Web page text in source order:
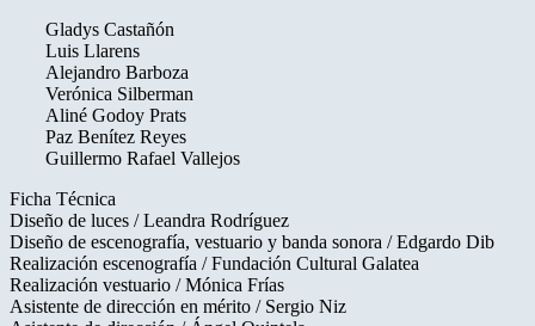
Gladys Castañón
Luis Llarens
Alejandro Barboza
Verónica Silberman
Aliné Godoy Prats
Paz Benítez Reyes
Guillermo Rafael Vallejos
Ficha Técnica
Diseño de luces / Leandra Rodríguez
Diseño de escenografía, vestuario y banda sonora / Edgardo Dib
Realización escenografía / Fundación Cultural Galatea
Realización vestuario / Mónica Frías
Asistente de dirección en mérito / Sergio Niz